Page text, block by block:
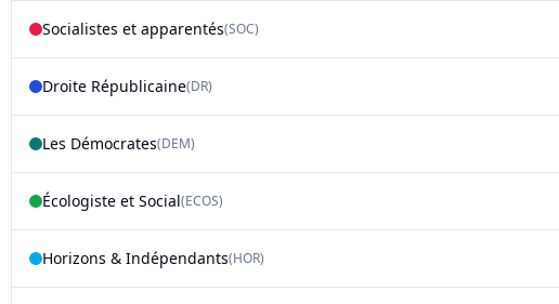
Socialistes et apparentés(SOC)
Droite Républicaine(DR)
Les Démocrates(DEM)
Écologiste et Social(ECOS)
Horizons & Indépendants(HOR)